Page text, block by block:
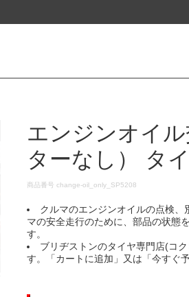
エンジンオイ
ターなし） タ
DETAILS
商品番号change-oil_only_SP5208
クルマのエンジンオイルの点検
マの安全走行のために、部品の状態
す。
ブリヂストンのタイヤ専門店(コ
す。「カートに追加」又は「今すぐ